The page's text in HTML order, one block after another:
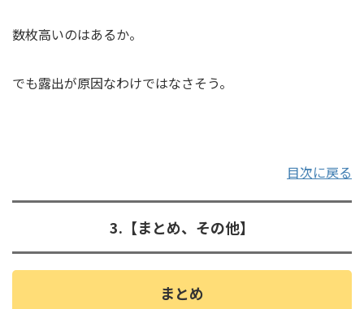
数枚高いのはあるか。
でも露出が原因なわけではなさそう。
目次に戻る
3.【まとめ、その他】
まとめ